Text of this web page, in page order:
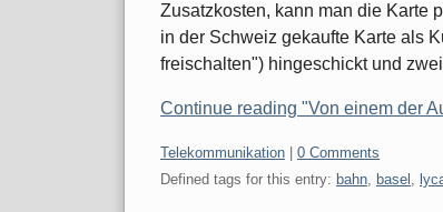
Zusatzkosten, kann man die Karte
in der Schweiz gekaufte Karte als
freischalten") hingeschickt und
Continue reading "Von einem der
Categories:
Telekommunikation
0 Comments
Defined tags for this entry: bahn, basel ,